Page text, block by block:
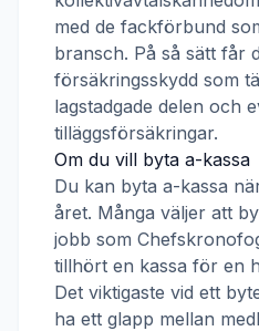
med de fackförbund
bransch. På så sätt får
försäkringsskydd som
lagstadgade delen och
tilläggsförsäkringar.
Om du vill byta a-kassa
Du kan byta a-kassa
året. Många väljer att
jobb som
tillhört en kassa för en
Det viktigaste vid ett
ha ett glapp mellan